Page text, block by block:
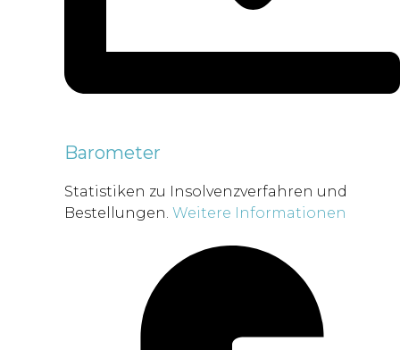
Barometer
Statistiken zu Insolvenzverfahren und
Bestellungen. Weitere Informationen